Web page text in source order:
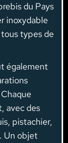
du Pays
inoxydable
types de
également
avec des
pistachier,
Un objet